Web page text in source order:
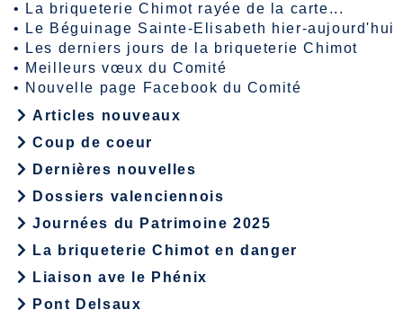
•
La briqueterie Chimot rayée de la carte...
•
Le Béguinage Sainte-Elisabeth hier-aujourd'hui
•
Les derniers jours de la briqueterie Chimot
• Meilleurs vœux du Comité
• Nouvelle page Facebook du Comité
Articles nouveaux
Coup de coeur
Dernières nouvelles
Dossiers valenciennois
Journées du Patrimoine 2025
La briqueterie Chimot en danger
Liaison ave le Phénix
Pont Delsaux